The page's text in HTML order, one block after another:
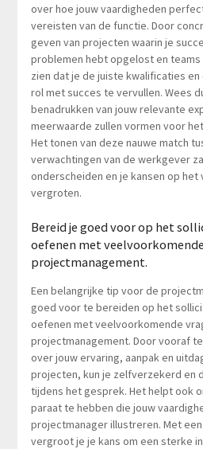
over hoe jouw vaardigheden
vereisten van de functie. Door
geven van projecten waarin je
problemen hebt opgelost en
zien dat je de juiste kwalificaties
rol met succes te vervullen. Wees
benadrukken van jouw relevante
meerwaarde zullen vormen voor
Het tonen van deze nauwe match
verwachtingen van de werkgever
onderscheiden en je kansen op
vergroten.
Bereid je goed voor op het
oefenen met
projectmanagement.
Een belangrijke tip voor de
goed voor te bereiden op het
oefenen met veelvoorkomende
projectmanagement. Door vooraf
over jouw ervaring, aanpak en
projecten, kun je zelfverzekerd en
tijdens het gesprek. Het helpt ook
paraat te hebben die jouw
projectmanager illustreren. Met
vergroot je je kans om een sterke